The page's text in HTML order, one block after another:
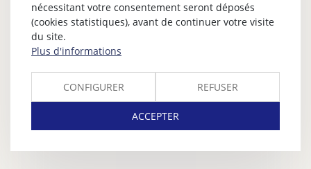
nécessitant votre consentement seront déposés
(cookies statistiques), avant de continuer votre visite
du site.
Plus d'informations
CONFIGURER REFUSER
ACCEPTER